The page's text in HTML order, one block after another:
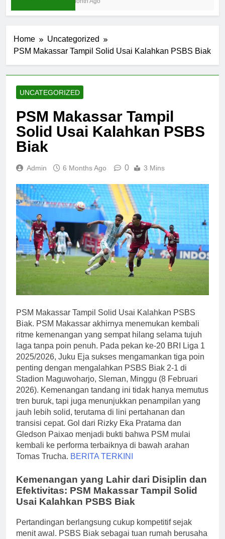
Home
Uncategorized
PSM Makassar Tampil Solid Usai Kalahkan PSBS Biak
UNCATEGORIZED
PSM Makassar Tampil
Solid Usai Kalahkan PSBS
Biak
Admin 6 Months Ago 0 3 Mins
PSM Makassar Tampil Solid Usai Kalahkan PSBS
Biak. PSM Makassar akhirnya menemukan kembali
ritme kemenangan yang sempat hilang selama tujuh
laga tanpa poin penuh. Pada pekan ke-20 BRI Liga 1
2025/2026, Juku Eja sukses mengamankan tiga poin
penting dengan mengalahkan PSBS Biak 2-1 di
Stadion Maguwoharjo, Sleman, Minggu (8 Februari
2026). Kemenangan tandang ini tidak hanya memutus
tren buruk, tapi juga menunjukkan penampilan yang
jauh lebih solid, terutama di lini pertahanan dan
transisi cepat. Gol dari Rizky Eka Pratama dan
Gledson Paixao menjadi bukti bahwa PSM mulai
kembali ke performa terbaiknya di bawah arahan
Tomas Trucha. BERITA TERKINI
Kemenangan yang Lahir dari Disiplin dan
Efektivitas: PSM Makassar Tampil Solid
Usai Kalahkan PSBS Biak
Pertandingan berlangsung cukup kompetitif sejak
menit awal. PSBS Biak sebagai tuan rumah berusaha